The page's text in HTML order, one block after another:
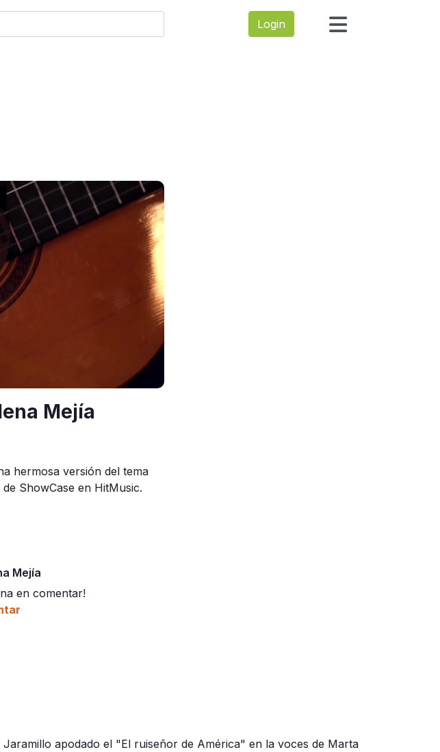
Login
Mejía
hermosa versión del tema
ShowCase en HitMusic.
Mejía
en comentar!
apodado el "El ruiseñor de América" en la voces de Marta